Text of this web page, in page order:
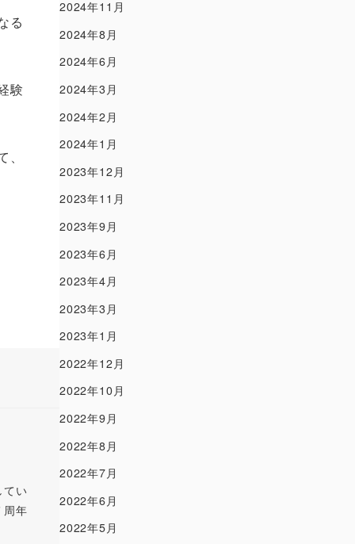
る
験
てい
周年
2024年11月
2024年8月
2024年6月
2024年3月
2024年2月
2024年1月
2023年12月
2023年11月
2023年9月
2023年6月
2023年4月
2023年3月
2023年1月
2022年12月
2022年10月
2022年9月
2022年8月
2022年7月
2022年6月
2022年5月